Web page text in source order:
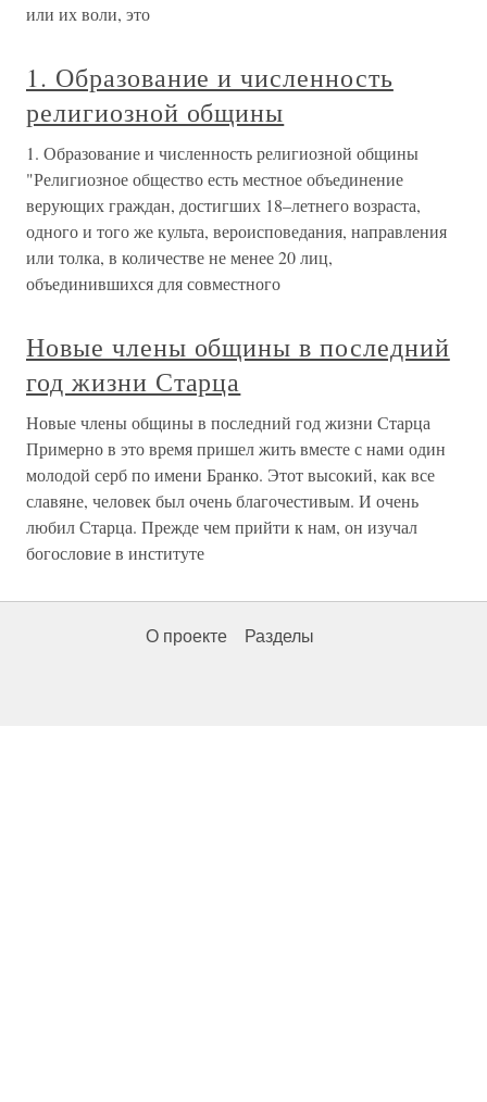
или их воли, это
1. Образование и численность
религиозной общины
1. Образование и численность религиозной общины
"Религиозное общество есть местное объединение
верующих граждан, достигших 18–летнего возраста,
одного и того же культа, вероисповедания, направления
или толка, в количестве не менее 20 лиц,
объединившихся для совместного
Новые члены общины в последний
год жизни Старца
Новые члены общины в последний год жизни Старца
Примерно в это время пришел жить вместе с нами один
молодой серб по имени Бранко. Этот высокий, как все
славяне, человек был очень благочестивым. И очень
любил Старца. Прежде чем прийти к нам, он изучал
богословие в институте
О проекте Разделы